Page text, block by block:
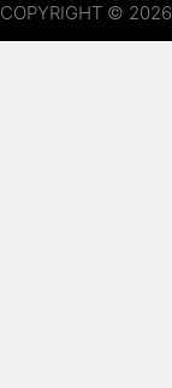
COPYRIGHT ©